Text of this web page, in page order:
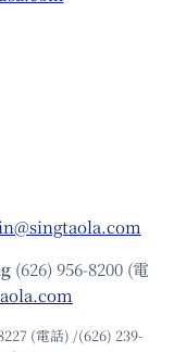
(626) 956-8200 (電
(電話) /(626) 239-